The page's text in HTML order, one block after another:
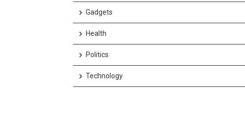
Gadgets
Health
Politics
Technology